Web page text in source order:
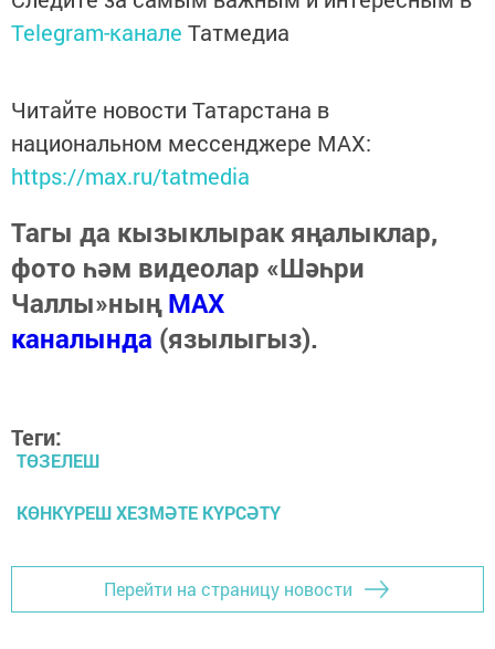
Telegram-канале Татмедиа
Читайте новости Татарстана в
национальном мессенджере MАХ:
https://max.ru/tatmedia
Тагы да кызыклырак яңалыклар,
фото һәм видеолар «Шәһри
Чаллы»ныңMAX
каналында (язылыгыз).
Теги:
ТӨЗЕЛЕШ
КӨНКҮРЕШ ХЕЗМӘТЕ КҮРСӘТҮ
Перейти на страницу новости